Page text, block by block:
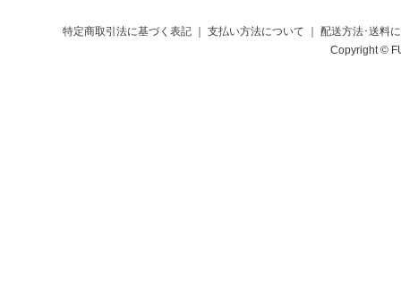
特定商取引法に基づく表記｜ 支払い方法について
配送方法･送料
Copyright ©